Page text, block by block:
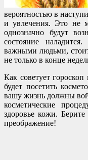
вероятностью в
и увлечения. Это не
однозначно будут
состояние
важными людьми,
не только в конце
Как советует
будет посетить
вашу жизнь должны
косметические
здоровье кожи.
преображение!